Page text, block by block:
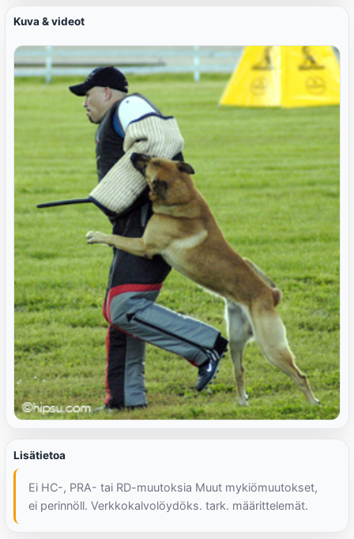
Kuva & videot
Lisätietoa
Ei HC-, PRA- tai RD-muutoksia Muut mykiömuutokset,
ei perinnöll. Verkkokalvolöydöks. tark. määrittelemät.